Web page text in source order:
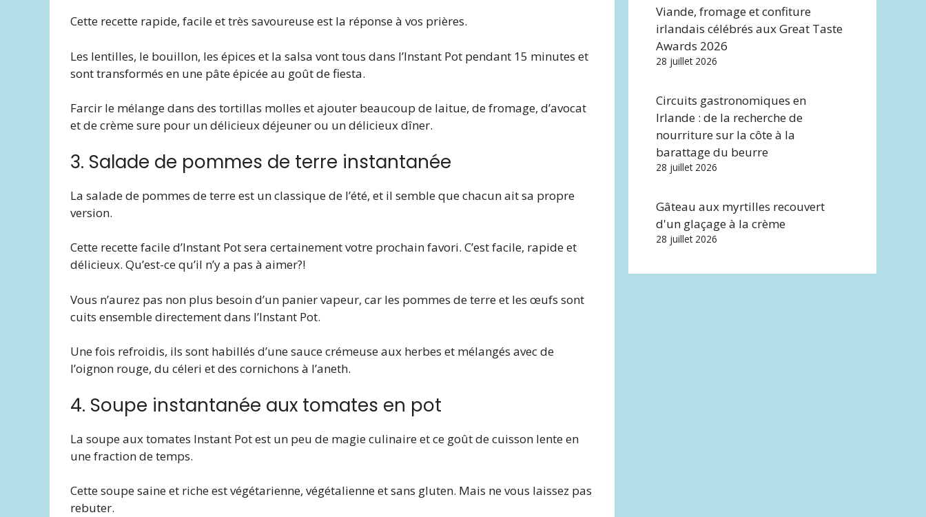
Cette recette rapide, facile et très savoureuse est la réponse à vos prières.
Les lentilles, le bouillon, les épices et la salsa vont tous dans l’Instant Pot pendant 15 minutes et
sont transformés en une pâte épicée au goût de fiesta.
Farcir le mélange dans des tortillas molles et ajouter beaucoup de laitue, de fromage, d’avocat
et de crème sure pour un délicieux déjeuner ou un délicieux dîner.
3. Salade de pommes de terre instantanée
La salade de pommes de terre est un classique de l’été, et il semble que chacun ait sa propre
version.
Cette recette facile d’Instant Pot sera certainement votre prochain favori. C’est facile, rapide et
délicieux. Qu’est-ce qu’il n’y a pas à aimer?!
Vous n’aurez pas non plus besoin d’un panier vapeur, car les pommes de terre et les œufs sont
cuits ensemble directement dans l’Instant Pot.
Une fois refroidis, ils sont habillés d’une sauce crémeuse aux herbes et mélangés avec de
l’oignon rouge, du céleri et des cornichons à l’aneth.
4. Soupe instantanée aux tomates en pot
La soupe aux tomates Instant Pot est un peu de magie culinaire et ce goût de cuisson lente en
une fraction de temps.
Cette soupe saine et riche est végétarienne, végétalienne et sans gluten. Mais ne vous laissez pas
rebuter.
Viande, fromage et confiture
irlandais célébrés aux Great Taste
Awards 2026
28 juillet 2026
Circuits gastronomiques en
Irlande : de la recherche de
nourriture sur la côte à la
barattage du beurre
28 juillet 2026
Gâteau aux myrtilles recouvert
d'un glaçage à la crème
28 juillet 2026